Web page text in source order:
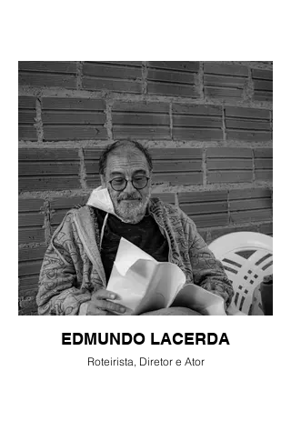
EDMUNDO LACERDA
Roteirista, Diretor e Ator